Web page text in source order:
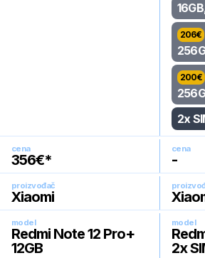
206€
200€
2x
cena
356€*
cena
-
proizvođač
Xiaomi
model
Redmi Note 12 Pro+
12GB
model
2x